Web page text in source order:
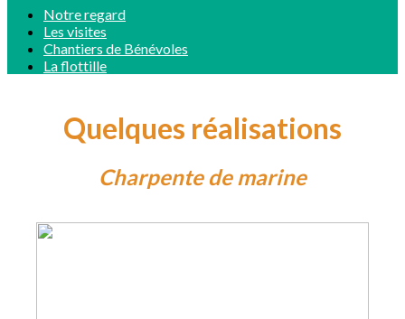
Notre regard
Les visites
Chantiers de Bénévoles
La flottille
Quelques réalisations
Charpente de marine